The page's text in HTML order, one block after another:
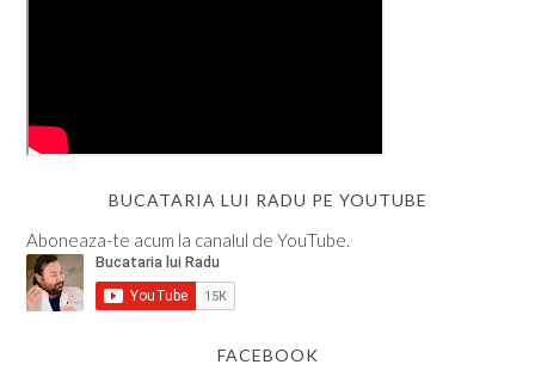
BUCATARIA LUI RADU PE YOUTUBE
Aboneaza-te acum la canalul de YouTube.
FACEBOOK